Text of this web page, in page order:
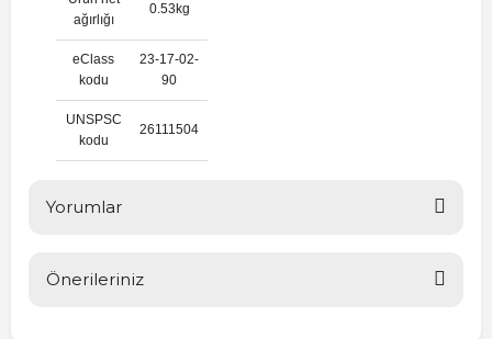
ağırlığı
0.53kg
eClass
kodu
23-17-02-
90
UNSPSC
kodu
26111504
Yorumlar
Önerileriniz